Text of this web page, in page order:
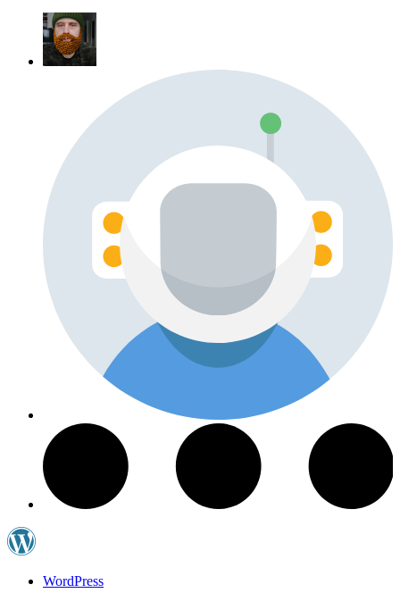
WordPress